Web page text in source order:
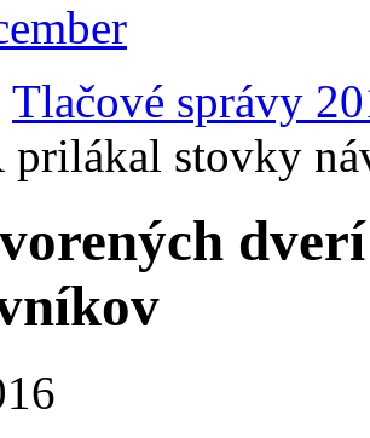
Tlačové správy
prilákal stovky